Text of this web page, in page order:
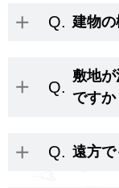
Q. 建物の
Q.
敷地
ですか
Q. 遠方で